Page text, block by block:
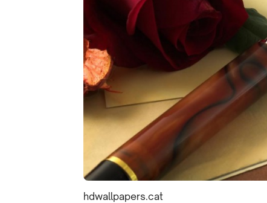
hdwallpapers.cat